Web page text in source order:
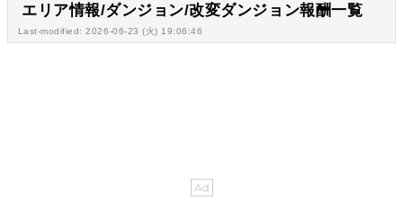
エリア情報/ダンジョン/改変ダンジョン報酬一覧
Last-modified: 2026-06-23 (火) 19:06:46